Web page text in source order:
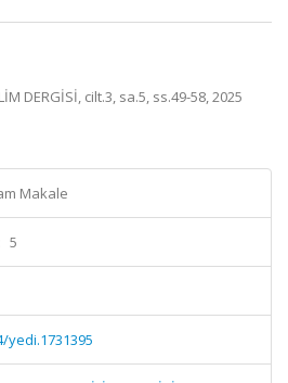
DERGİSİ, cilt.3, sa.5, ss.49-58, 2025
Makale
5
yedi.1731395